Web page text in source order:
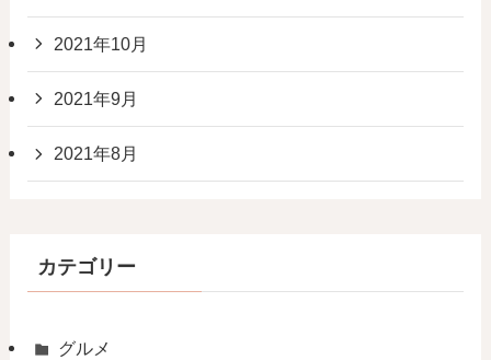
2021年10月
2021年9月
2021年8月
カテゴリー
グルメ